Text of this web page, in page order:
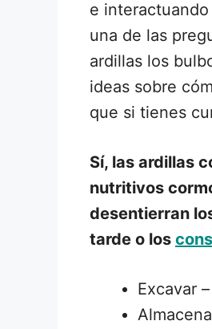
e
una de las
ardillas los
ideas sobre
que si tienes
Sí, las ardillas
nutritivos
desentierran
tarde o los
Excavar